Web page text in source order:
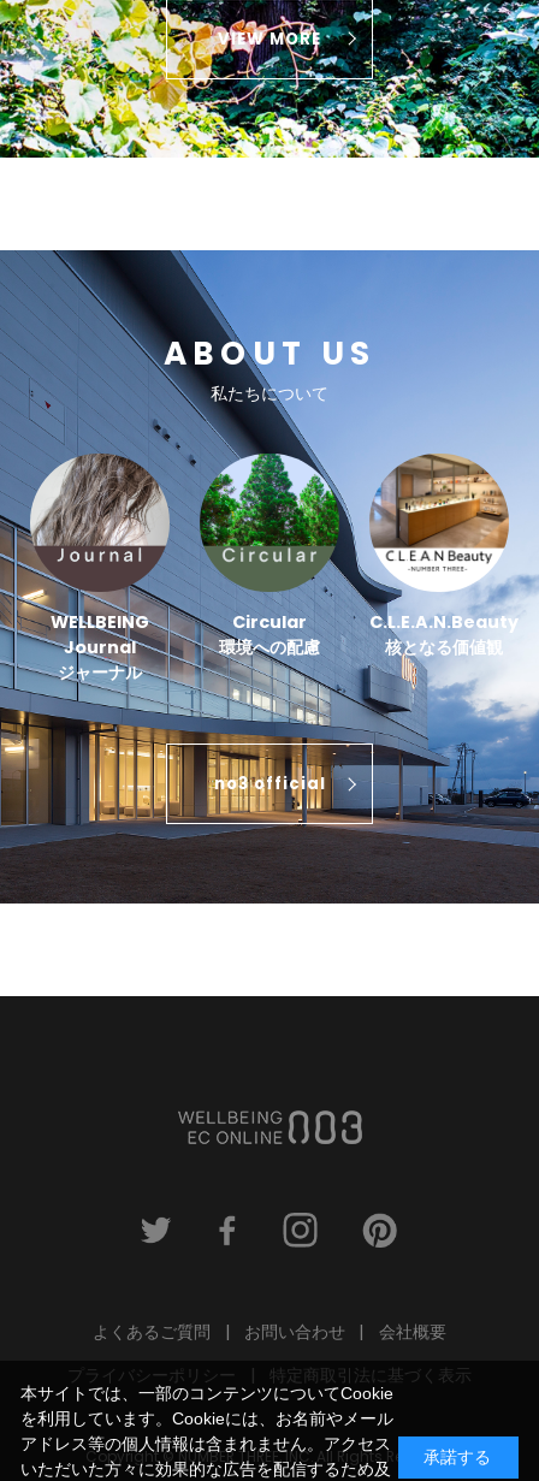
VIEW MORE
ABOUT US
私たちについて
WELLBEING
Journal
ジャーナル
Circular
環境への配慮
C.L.E.A.N.Beauty
核となる価値観
no3 official
よくあるご質問 お問い合わせ
会社概要
プライバシーポリシー
特定商取引法に基づく表示
Copyright © NUMBER THREE, INC. All Rights Reserved.
本サイトでは、一部のコンテンツについてCookie
を利用しています。Cookieには、お名前やメール
アドレス等の個人情報は含まれません。アクセス
いただいた方々に効果的な広告を配信するため及
承諾する